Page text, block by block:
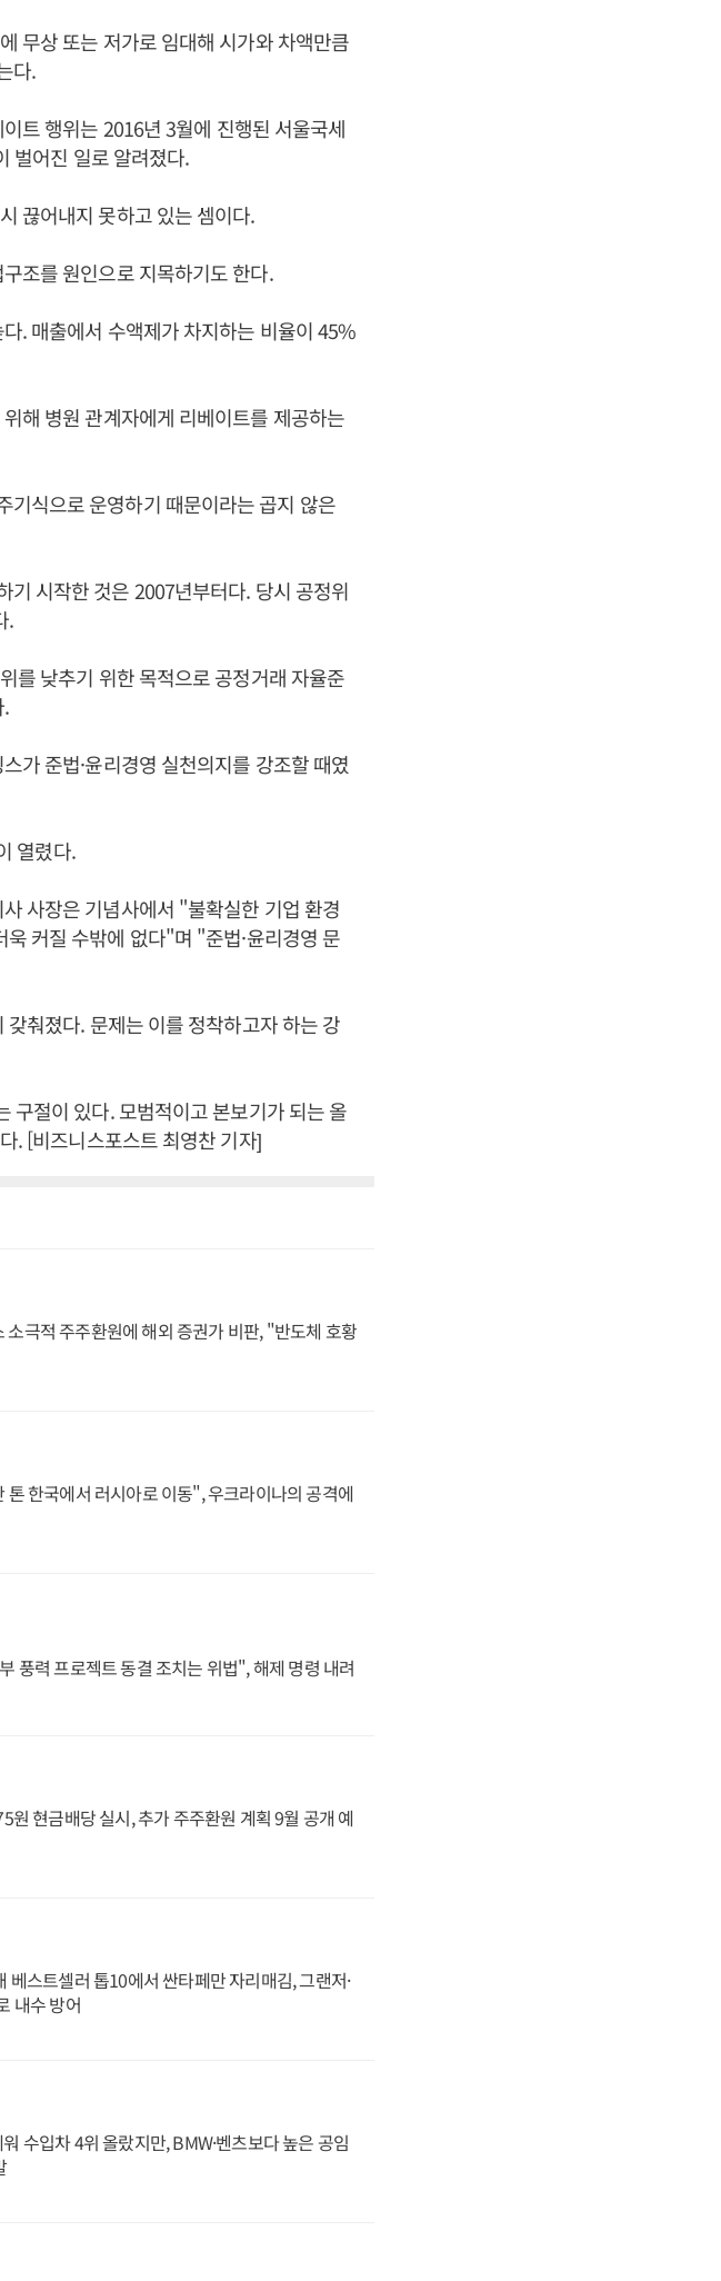
무상 또는 저가로 임대해 시가와 차액만큼
다.
트 행위는 2016년 3월에 진행된 서울국세
벌어진 일로 알려졌다.
끊어내지 못하고 있는 셈이다.
조를 원인으로 지목하기도 한다.
. 매출에서 수액제가 차지하는 비율이 45%
해 병원 관계자에게 리베이트를 제공하는
식으로 운영하기 때문이라는 곱지 않은
시작한 것은 2007년부터다. 당시 공정위
.
를 낮추기 위한 목적으로 공정거래 자율준
가 준법·윤리경영 실천의지를 강조할 때였
열렸다.
사장은 기념사에서 "불확실한 기업 환경
커질 수밖에 없다"며 "준법·윤리경영 문
춰졌다. 문제는 이를 정착하고자 하는 강
절이 있다. 모범적이고 본보기가 되는 올
. [비즈니스포스트 최영찬 기자]
소극적 주주환원에 해외 증권가 비판, "반도체 호황
한국에서 러시아로 이동", 우크라이나의 공격에
풍력 프로젝트 동결 조치는 위법", 해제 명령 내려
원 현금배당 실시, 추가 주주환원 계획 9월 공개 예
베스트셀러 톱10에서 싼타페만 자리매김, 그랜저·
내수 방어
수입차 4위 올랐지만, BMW·벤츠보다 높은 공임